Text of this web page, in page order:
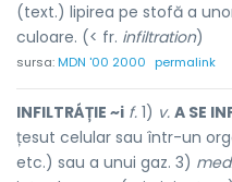
(text.) lipirea pe stofă a
culoare. (< fr. infiltration)
sursa:MDN '00 2000 permalink
INFILTRÁȚIE ~i f. 1) v. A SE
țesut celular sau într-un
etc.) sau a unui gaz. 3)